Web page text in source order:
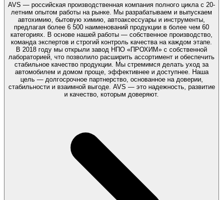
AVS — российская производственная компания полного цикла с 20-
летним опытом работы на рынке. Мы разрабатываем и выпускаем
автохимию, бытовую химию, автоаксессуары и инструменты,
предлагая более 6 500 наименований продукции в более чем 60
категориях. В основе нашей работы — собственное производство,
команда экспертов и строгий контроль качества на каждом этапе.
В 2018 году мы открыли завод НПО «ПРОХИМ» с собственной
лабораторией, что позволило расширить ассортимент и обеспечить
стабильное качество продукции. Мы стремимся делать уход за
автомобилем и домом проще, эффективнее и доступнее. Наша
цель — долгосрочное партнерство, основанное на доверии,
стабильности и взаимной выгоде. AVS — это надежность, развитие
и качество, которым доверяют.